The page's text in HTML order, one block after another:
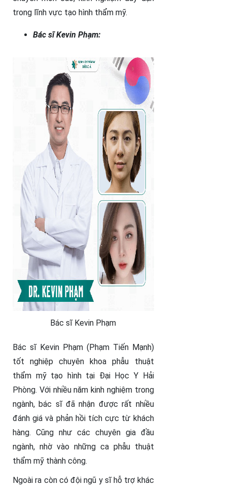
trong lĩnh vực tạo hình thẩm mỹ.
Bác sĩ Kevin Phạm:
Bác sĩ Kevin Phạm
Bác sĩ Kevin Phạm (Phạm Tiến Mạnh)
tốt nghiệp chuyên khoa phẫu thuật
thẩm mỹ tạo hình tại Đại Học Y Hải
Phòng. Với nhiều năm kinh nghiệm trong
ngành, bác sĩ đã nhận được rất nhiều
đánh giá và phản hồi tích cực từ khách
hàng. Cũng như các chuyên gia đầu
ngành, nhờ vào những ca phẫu thuật
thẩm mỹ thành công.
Ngoài ra còn có đội ngũ y sĩ hỗ trợ khác